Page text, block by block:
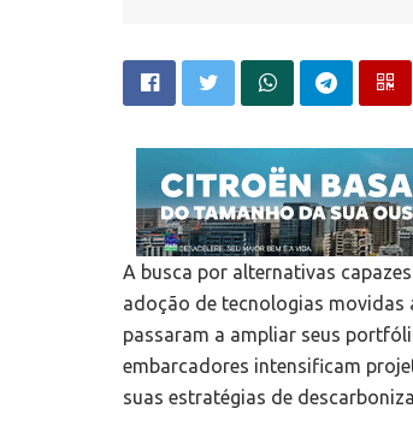
A busca por alternativas
adoção de tecnologias movidas
passaram a ampliar seus
embarcadores intensificam
suas estratégias de